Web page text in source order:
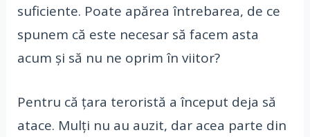
suficiente. Poate apărea întrebarea, de ce
spunem că este necesar să facem asta
acum și să nu ne oprim în viitor?
Pentru că țara teroristă a început deja să
atace. Mulți nu au auzit, dar acea parte din